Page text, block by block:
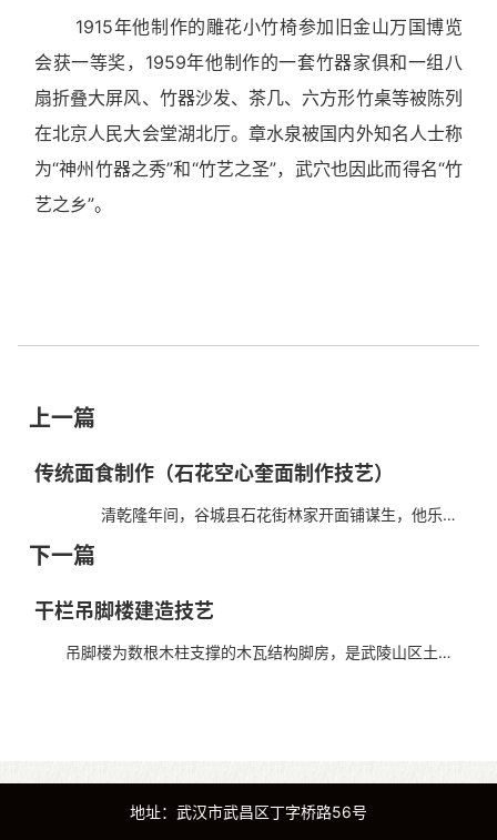
1915年他制作的雕花小竹椅参加旧金山万国博览
会获一等奖， 1959年他制作的一套竹器家俱和一组八
扇折叠大屏风、竹器沙发、茶几、六方形竹桌等被陈列
在北京人民大会堂湖北厅。章水泉被国内外知名人士称
为“神州竹器之秀”和“竹艺之圣”，武穴也因此而得名“竹
艺之乡”。
上一篇
传统面食制作（石花空心奎面制作技艺）
清乾隆年间，谷城县石花街林家开面铺谋生，他乐善
好施，天上奎星神仙点拨其“人要忠心，面要空心”，于是做出
细圆如丝的空心面。为纪念奎星点化，便把空心面...
下一篇
干栏吊脚楼建造技艺
吊脚楼为数根木柱支撑的木瓦结构脚房，是武陵山区土家
地址：武汉市武昌区丁字桥路56号